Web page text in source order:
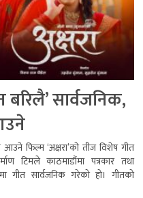
बरिलै’ सार्वजनिक,
फिल्म ‘अक्षरा’को तीज विशेष गीत
टिमले काठमाडौंमा पत्रकार तथा
गीत सार्वजनिक गरेको हो। गीतको